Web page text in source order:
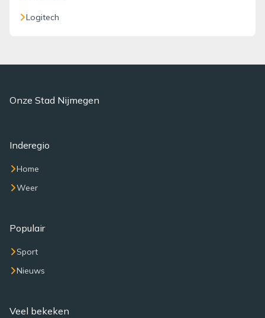
Logitech
Onze Stad Nijmegen
Inderegio
Home
Weer
Populair
Sport
Nieuws
Veel bekeken